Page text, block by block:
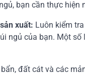
bạn cần thực hiện
xuất: Luôn kiểm
ngủ của bạn. Một
đất cát và các